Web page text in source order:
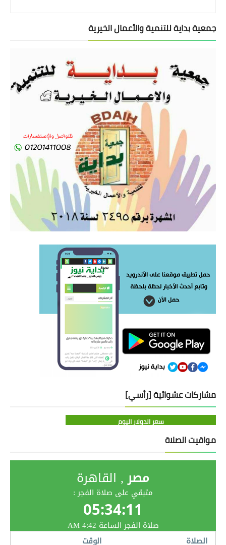
جمعية بداية للتنمية والأعمال الخيرية
مشاركات عشوائية [رأسي]
سعر الدولار اليوم
مواقيت الصلاة